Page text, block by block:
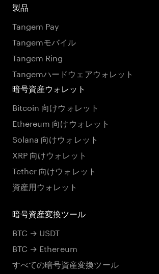
製品
Tangem Pay
Tangemモバイル
Tangem Ring
Tangemハードウェアウォレット
暗号資産ウォレット
Bitcoin 向けウォレット
Ethereum 向けウォレット
Solana 向けウォレット
XRP 向けウォレット
Tether 向けウォレット
資産用ウォレット
暗号資産変換ツール
BTC → USDT
BTC → Ethereum
すべての暗号資産変換ツール